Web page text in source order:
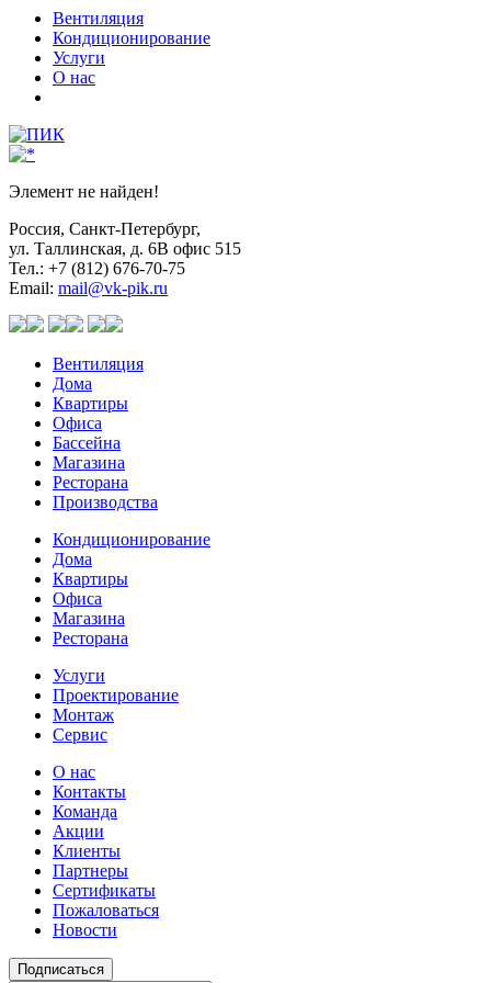
Вентиляция
Кондиционирование
Услуги
О нас
Элемент не найден!
Россия, Санкт-Петербург,
ул. Таллинская, д. 6В офис 515
Тел.: +7 (812) 676-70-75
Email: mail@vk-pik.ru
Вентиляция
Дома
Квартиры
Офиса
Бассейна
Магазина
Ресторана
Производства
Кондиционирование
Дома
Квартиры
Офиса
Магазина
Ресторана
Услуги
Проектирование
Монтаж
Сервис
О нас
Контакты
Команда
Акции
Клиенты
Партнеры
Сертификаты
Пожаловаться
Новости
Подписаться